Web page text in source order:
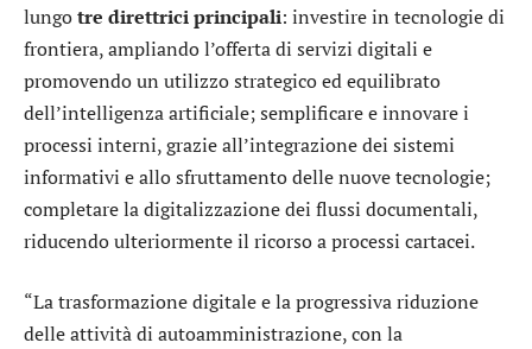
lungotre direttrici principali: investire in tecnologie di
frontiera, ampliando l’offerta di servizi digitali e
promovendo un utilizzo strategico ed equilibrato
dell’intelligenza artificiale; semplificare e innovare i
processi interni, grazie all’integrazione dei sistemi
informativi e allo sfruttamento delle nuove tecnologie;
completare la digitalizzazione dei flussi documentali,
riducendo ulteriormente il ricorso a processi cartacei.
“La trasformazione digitale e la progressiva riduzione
delle attività di autoamministrazione, con la